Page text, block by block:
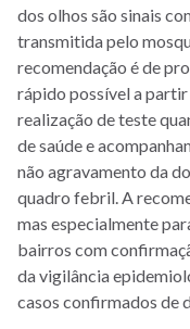
dos olhos são sinais
transmitida pelo
recomendação é de
rápido possível a
realização de teste
de saúde e
não agravamento da
quadro febril. A
mas especialmente
bairros com
da vigilância
casos confirmados de